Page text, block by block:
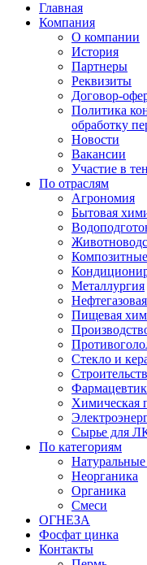
Главная
Компания
О компании
История
Партнеры
Реквизиты
Договор-
Политика
обработку
Новости
Вакансии
Участие в
По отраслям
Агрономия
Бытовая
Металлургия
Пищевая
Стекло и
Химическая
Сырье для
По категориям
Неорганика
Органика
Смеси
ОГНЕЗА
Фосфат цинка
Контакты